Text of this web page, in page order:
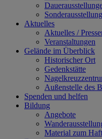
Aktuelles
Aktuelles /
Veranstaltungen
Gelände im Überblick
Historischer Ort
Gedenkstätte
Außenstelle des
Spenden und helfen
Bildung
Angebote
Material zum